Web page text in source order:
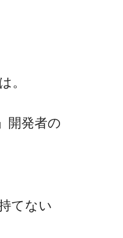
。
開発者の
てない